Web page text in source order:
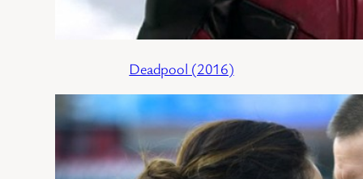
Deadpool (2016)